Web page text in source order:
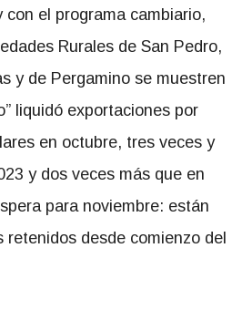
con el programa cambiario,
Rurales de San Pedro,
y de Pergamino se muestren
liquidó exportaciones por
en octubre, tres veces y
y dos veces más que en
para noviembre: están
retenidos desde comienzo del